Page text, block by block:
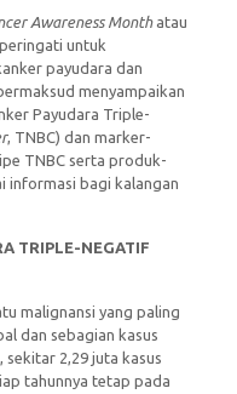
Awareness Monthatau
untuk
payudara dan
menyampaikan
Payudara Triple-
, TNBC) dan marker-
TNBC serta produk-
informasi bagi kalangan
TRIPLE-NEGATIF
malignansi yang paling
dan sebagian kasus
sekitar 2,29 juta kasus
tahunnya tetap pada